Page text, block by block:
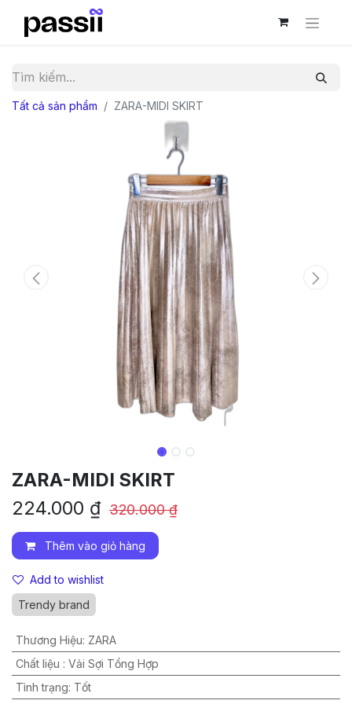
Tất cả sản phẩm ZARA-MIDI SKIRT
ZARA-MIDI SKIRT
224.000 ₫ 320.000₫
Thêm vào giỏ hàng
Add to wishlist
Trendy brand
Thương Hiệu: ZARA
Chất liệu : Vải Sợi Tổng Hợp
Tình trạng: Tốt